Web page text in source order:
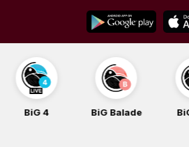
content
BiG 4 BiG Balade